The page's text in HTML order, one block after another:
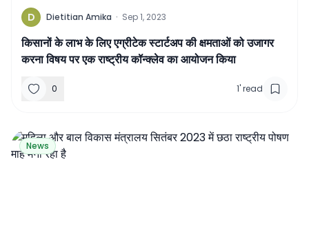
D Dietitian Amika · Sep 1, 2023
किसानों के लाभ के लिए एग्रीटेक स्टार्टअप की क्षमताओं को उजागर
करना विषय पर एक राष्ट्रीय कॉन्क्लेव का आयोजन किया
0 1'read
News